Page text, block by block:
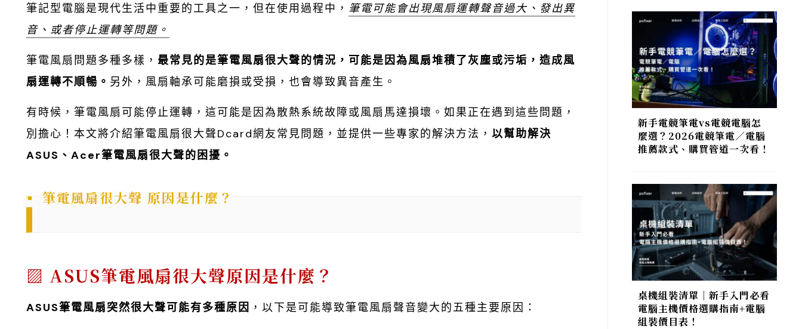
筆記型電腦是現代生活中重要的工具之一，但在使用過程中， 筆電可能會出現風扇運轉聲音過大、發出異
音、或者停止運轉等問題。
筆電風扇問題多種多樣， 最常見的是筆電風扇很大聲的情況，可能是因為風扇堆積了灰塵或污垢，造成風
扇運轉不順暢。 另外，風扇軸承可能磨損或受損，也會導致異音產生。
有時候，筆電風扇可能停止運轉，這可能是因為散熱系統故障或風扇馬達損壞。如果正在遇到這些問題，
別擔心！本文將介紹筆電風扇很大聲Dcard網友常見問題，並提供一些專家的解決方法， 以幫助解決
ASUS、Acer筆電風扇很大聲的困擾。
筆電風扇很大聲 原因是什麼？
ASUS筆電風扇很大聲原因是什麼？
ASUS筆電風扇突然很大聲可能有多種原因 ，以下是可能導致筆電風扇聲音變大的五種主要原因：
新手電競筆電vs電競電腦怎
麼選？2026電競筆電／電腦
推薦款式、購買管道一次看！
桌機組裝清單｜新手入門必看
電腦主機價格選購指南+電腦
組裝價目表！